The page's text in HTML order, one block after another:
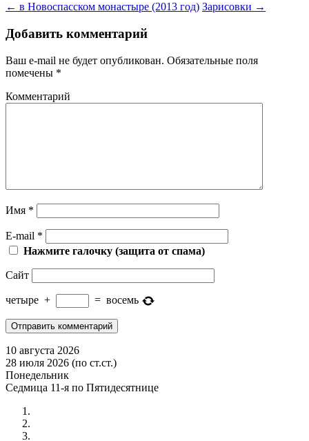
← в Новоспасском монастыре (2013 год) Зарисовки →
Добавить комментарий
Ваш e-mail не будет опубликован. Обязательные поля
помечены *
Комментарий
Имя *
E-mail *
Нажмите галочку (защита от спама)
Сайт
четыре + = восемь
10 августа 2026
28 июля 2026 (по ст.ст.)
Понедельник
Седмица 11-я по Пятидесятнице